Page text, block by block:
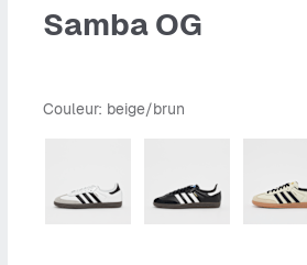
Samba OG
Couleur: beige/brun